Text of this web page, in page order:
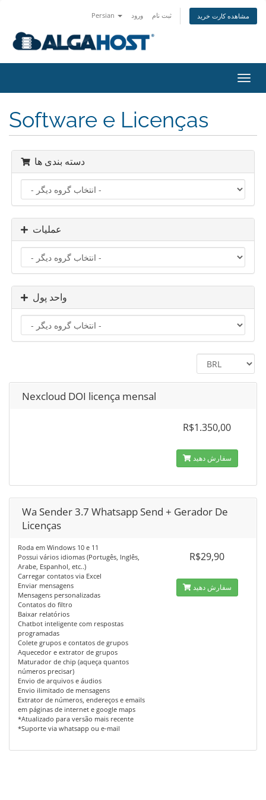
Persian ورود ثبت نام مشاهده کارت خرید
تغییر
Software e Licenças
دسته بندی ها
عملیات
واحد پول
Nexcloud DOI licença mensal
R$1.350,00
سفارش دهید
Wa Sender 3.7 Whatsapp Send + Gerador De
Licenças
Roda em Windows 10 e 11
Possui vários idiomas (Portugês, Inglês,
Arabe, Espanhol, etc..)
Carregar contatos via Excel
Enviar mensagens
Mensagens personalizadas
Contatos do filtro
Baixar relatórios
Chatbot inteligente com respostas
programadas
Colete grupos e contatos de grupos
Aquecedor e extrator de grupos
Maturador de chip (aqueça quantos
números precisar)
Envio de arquivos e áudios
Envio ilimitado de mensagens
Extrator de números, endereços e emails
em páginas de internet e google maps
*Atualizado para versão mais recente
*Suporte via whatsapp ou e-mail
R$29,90
سفارش دهید